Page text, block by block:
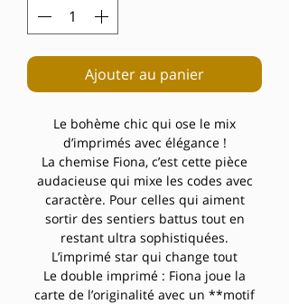
Ajouter au panier
Le bohème chic qui ose le mix
d’imprimés avec élégance !
La chemise Fiona, c’est cette pièce
audacieuse qui mixe les codes avec
caractère. Pour celles qui aiment
sortir des sentiers battus tout en
restant ultra sophistiquées.
L’imprimé star qui change tout
Le double imprimé : Fiona joue la
carte de l’originalité avec un **motif